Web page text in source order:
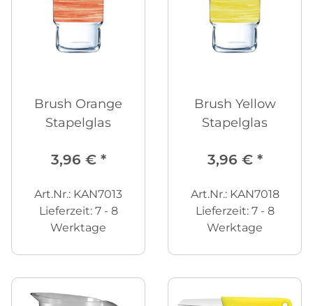
Brush Orange
Stapelglas
3,96 € *
Art.Nr.: KAN7013
Lieferzeit: 7 - 8
Werktage
Brush Yellow
Stapelglas
3,96 € *
Art.Nr.: KAN7018
Lieferzeit: 7 - 8
Werktage